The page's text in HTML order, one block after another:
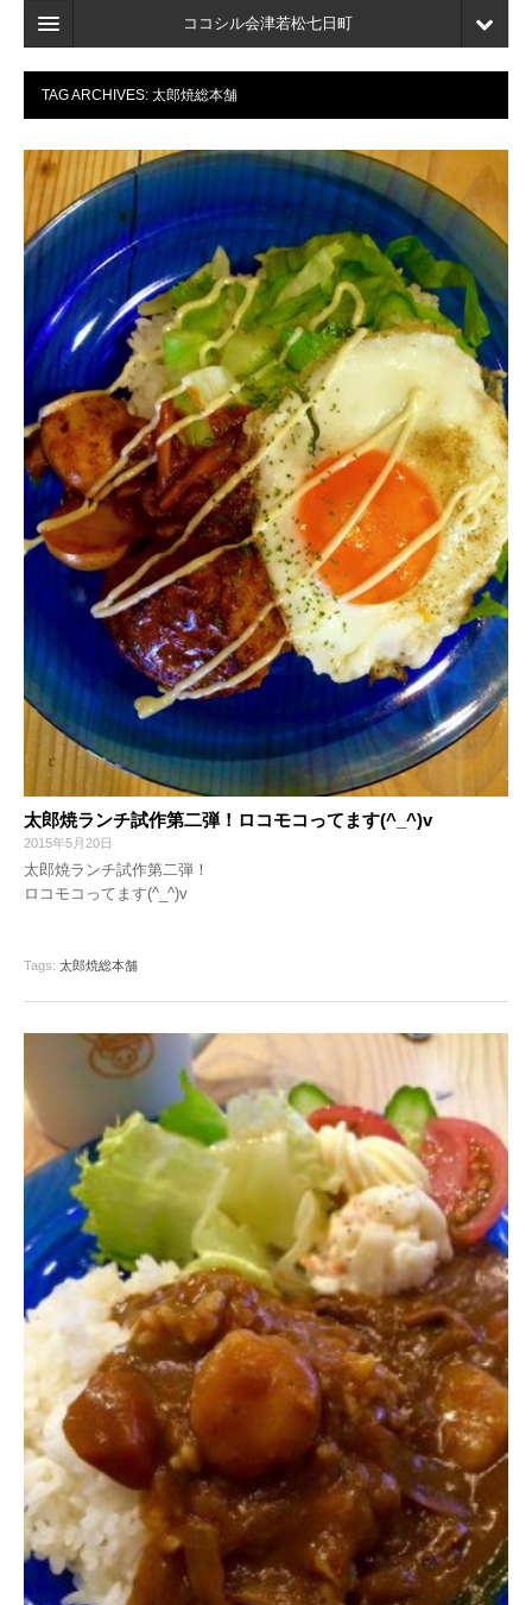
ココシル会津若松七日町
ホーム
検索
店舗・施設最新情報
口コミ
マイページ
ブックマーク
TAG ARCHIVES: 太郎焼総本舗
太郎焼ランチ試作第二弾！ロコモコってます(^_^)v
2015年5月20日
太郎焼ランチ試作第二弾！
ロコモコってます(^_^)v
Tags: 太郎焼総本舗